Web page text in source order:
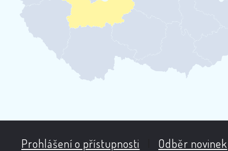
Prohlášení o přístupnosti Odběr novinek